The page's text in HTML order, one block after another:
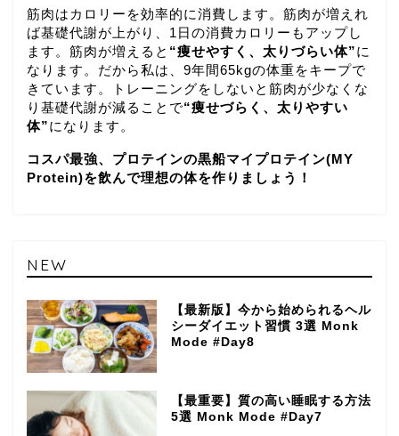
筋肉はカロリーを効率的に消費します。筋肉が増えれ
ば基礎代謝が上がり、1日の消費カロリーもアップし
ます。筋肉が増えると “痩せやすく、太りづらい体”に
なります。だから私は、9年間65kgの体重をキープで
きています。トレーニングをしないと筋肉が少なくな
り基礎代謝が減ることで“痩せづらく、太りやすい
体”になります。
コスパ最強、プロテインの黒船マイプロテイン(MY
Protein)を飲んで理想の体を作りましょう！
NEW
【最新版】今から始められるヘル
シーダイエット習慣 3選 Monk
Mode #Day8
【最重要】質の高い睡眠する方法
5選 Monk Mode #Day7